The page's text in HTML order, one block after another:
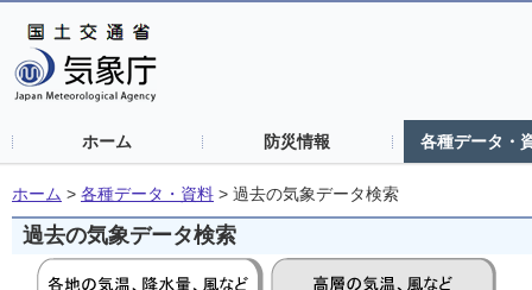
ホーム 防災情報 各種データ・
ホーム > 各種データ・資料 > 過去の気象データ検索
過去の気象データ検索